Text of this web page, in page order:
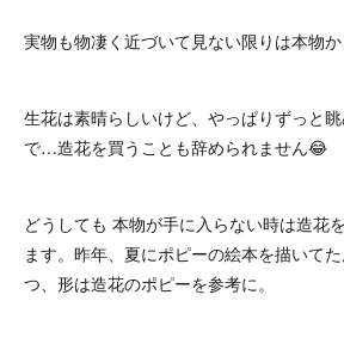
実物も物凄く近づいて見ない限りは本物
生花は素晴らしいけど、やっぱりずっと
で…造花を買うことも辞められません😂
どうしても 本物が手に入らない時は造花
ます。昨年、夏にポピーの絵本を描いて
つ、形は造花のポピーを参考に。